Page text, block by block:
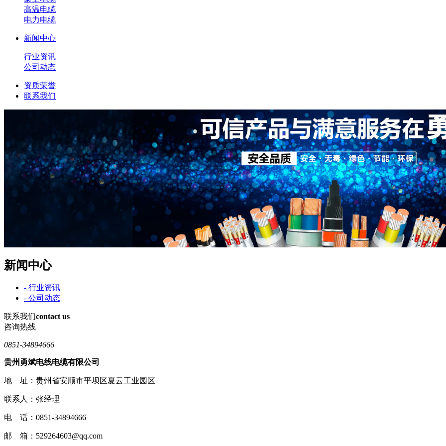
高温电缆
电力电缆
新闻中心
行业资讯
公司动态
资质荣誉
联系我们
新闻中心
- 行业资讯
- 公司动态
联系我们contact us
咨询热线
0851-34894666
贵州勇斌电线电缆有限公司
地 址：贵州省安顺市平坝区夏云工业园区
联系人：张经理
电 话：0851-34894666
邮 箱：529264603@qq.com